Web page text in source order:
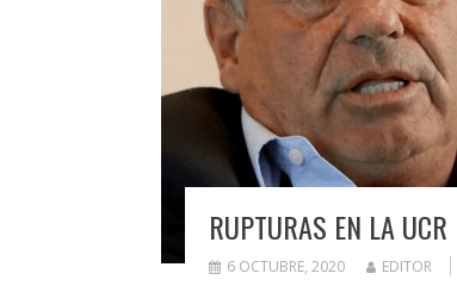
RUPTURAS EN LA
6 OCTUBRE, 2020 EDITOR